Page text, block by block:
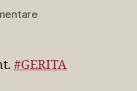
zu
wir
mal
#GERITA